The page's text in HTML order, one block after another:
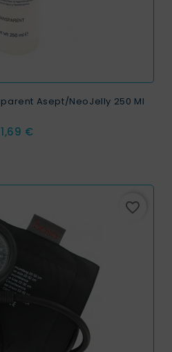
Asept/NeoJelly 250 Ml
Prix
1,69 €
favorite_border